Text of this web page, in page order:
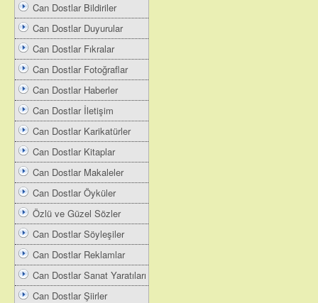
Can Dostlar Bildiriler
Can Dostlar Duyurular
Can Dostlar Fıkralar
Can Dostlar Fotoğraflar
Can Dostlar Haberler
Can Dostlar İletişim
Can Dostlar Karikatürler
Can Dostlar Kitaplar
Can Dostlar Makaleler
Can Dostlar Öyküler
Özlü ve Güzel Sözler
Can Dostlar Söyleşiler
Can Dostlar Reklamlar
Can Dostlar Sanat Yaratıları
Can Dostlar Şiirler